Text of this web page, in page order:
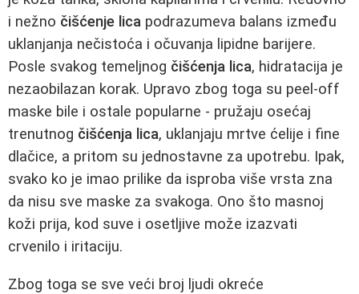
i nežno čišćenje lica podrazumeva balans između
uklanjanja nečistoća i očuvanja lipidne barijere.
Posle svakog temeljnog čišćenja lica, hidratacija je
nezaobilazan korak. Upravo zbog toga su peel-off
maske bile i ostale popularne - pružaju osećaj
trenutnog čišćenja lica, uklanjaju mrtve ćelije i fine
dlačice, a pritom su jednostavne za upotrebu. Ipak,
svako ko je imao prilike da isproba više vrsta zna
da nisu sve maske za svakoga. Ono što masnoj
koži prija, kod suve i osetljive može izazvati
crvenilo i iritaciju.
Zbog toga se sve veći broj ljudi okreće